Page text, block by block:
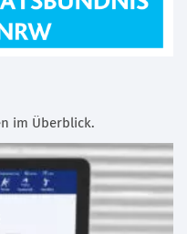
im Überblick.